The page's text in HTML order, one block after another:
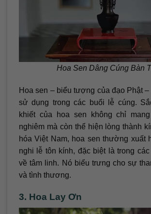
Hoa Sen Dâng Cúng Bàn
Hoa sen – biểu tượng của đạo Phật
sử dụng trong các buổi lễ cúng.
khiết của hoa sen không chỉ
nghiêm mà còn thể hiện lòng thành
hóa Việt Nam, hoa sen thường xuất
nghi lễ tôn kính, đặc biệt là trong
về tâm linh. Nó biểu trưng cho sự
và tình thương.
3. Hoa Lay Ơn